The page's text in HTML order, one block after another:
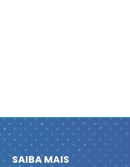
SAIBA MAIS